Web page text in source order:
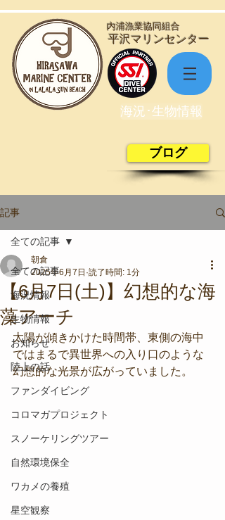
​平沢マリンセンター
​内浦漁業協同組合
海況･生物情報
ブログ
記事
全ての記事
海況情報
生物情報
お知らせ
陸上の話
ファンダイビング
コロマガプロジェクト
スノーケリングツアー
自然環境保全
ワカメの養殖
星空観察
全ての記事
【6月7日(土)】幻想的な海
藻アーチ
朝倉
2025年6月7日 読了時間: 1分
太陽が傾きかけた時間帯、東側の海中
ではまるで異世界への入り口のような
幻想的な光景が広がっていました。